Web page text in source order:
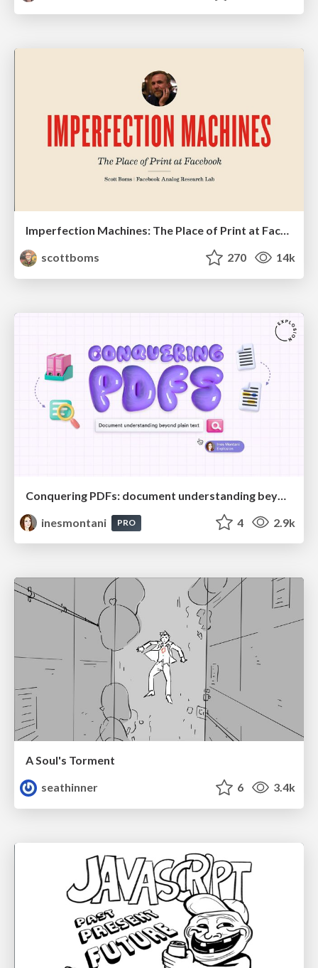
Imperfection Machines: The Place of Print at Facebook
scottboms
270 14k
inesmontani
PRO 4 2.9k
A Soul's Torment
seathinner
6 3.4k